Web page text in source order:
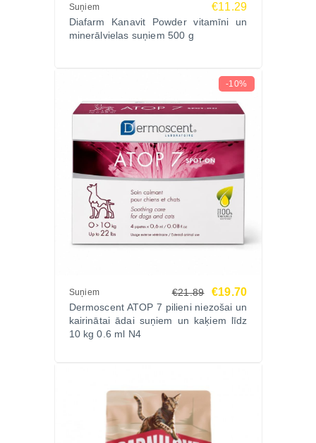
Suņiem €11.29
Diafarm Kanavit Powder vitamīni un
minerālvielas suņiem 500 g
-10%
Suņiem €21.89 €19.70
Dermoscent ATOP 7 pilieni niezošai un
kairinātai ādai suņiem un kaķiem līdz
10 kg 0.6 ml N4